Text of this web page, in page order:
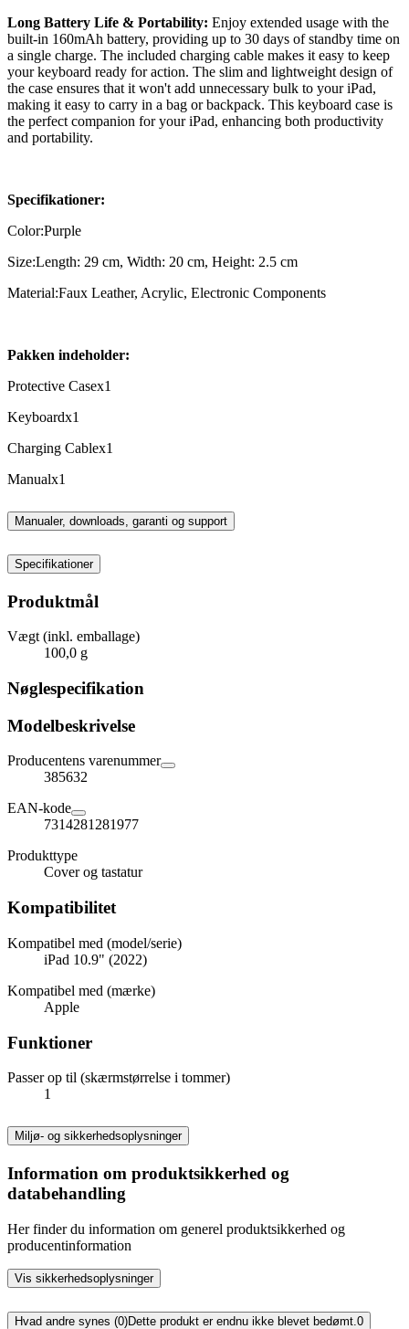
Long Battery Life & Portability: Enjoy extended usage with the
built-in 160mAh battery, providing up to 30 days of standby time on
a single charge. The included charging cable makes it easy to keep
your keyboard ready for action. The slim and lightweight design of
the case ensures that it won't add unnecessary bulk to your iPad,
making it easy to carry in a bag or backpack. This keyboard case is
the perfect companion for your iPad, enhancing both productivity
and portability.
Specifikationer:
Color:Purple
Size:Length: 29 cm, Width: 20 cm, Height: 2.5 cm
Material:Faux Leather, Acrylic, Electronic Components
Pakken indeholder:
Protective Casex1
Keyboardx1
Charging Cablex1
Manualx1
Manualer, downloads, garanti og support
Specifikationer
Produktmål
Vægt (inkl. emballage)
100,0 g
Nøglespecifikation
Modelbeskrivelse
Producentens varenummer
385632
EAN-kode
7314281281977
Produkttype
Cover og tastatur
Kompatibilitet
Kompatibel med (model/serie)
iPad 10.9" (2022)
Kompatibel med (mærke)
Apple
Funktioner
Passer op til (skærmstørrelse i tommer)
1
Miljø- og sikkerhedsoplysninger
Information om produktsikkerhed og
databehandling
Her finder du information om generel produktsikkerhed og
producentinformation
Vis sikkerhedsoplysninger
Hvad andre synes (0)Dette produkt er endnu ikke blevet bedømt. 0